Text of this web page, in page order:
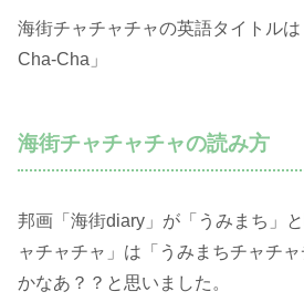
海街チャチャチャの英語タイトル
Cha-Cha」
海街チャチャチャの読み方
邦画「海街diary」が「うみまち」
ャチャチャ」は「うみまちチャチ
かなあ？？と思いました。